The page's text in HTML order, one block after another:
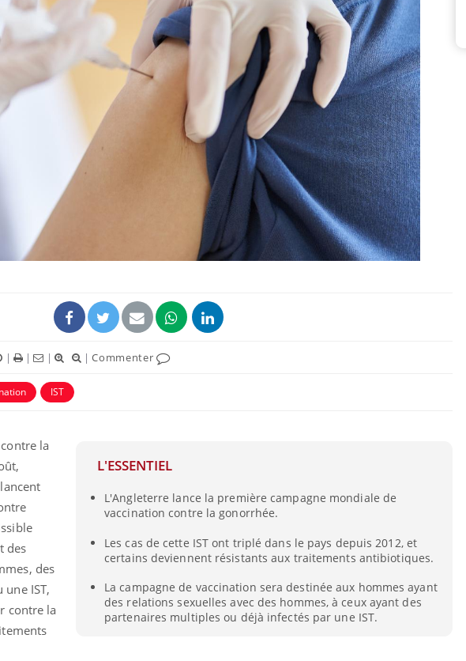
| | | |Commenter
IST
L'ESSENTIEL
L'Angleterre lance la première campagne mondiale de
vaccination contre la gonorrhée.
Les cas de cette IST ont triplé dans le pays depuis 2012, et
certains deviennent résistants aux traitements antibiotiques.
La campagne de vaccination sera destinée aux hommes ayant
des relations sexuelles avec des hommes, à ceux ayant des
partenaires multiples ou déjà infectés par une IST.
la
des
des
IST,
contre la
de dormir la nuit ?
VIH : la fin du comprimé
elle enfin ?
Pourquoi votre ventre
pourquoi le risque de
Le Viagra pourrait-il
freiner la propagation du
cancer ?